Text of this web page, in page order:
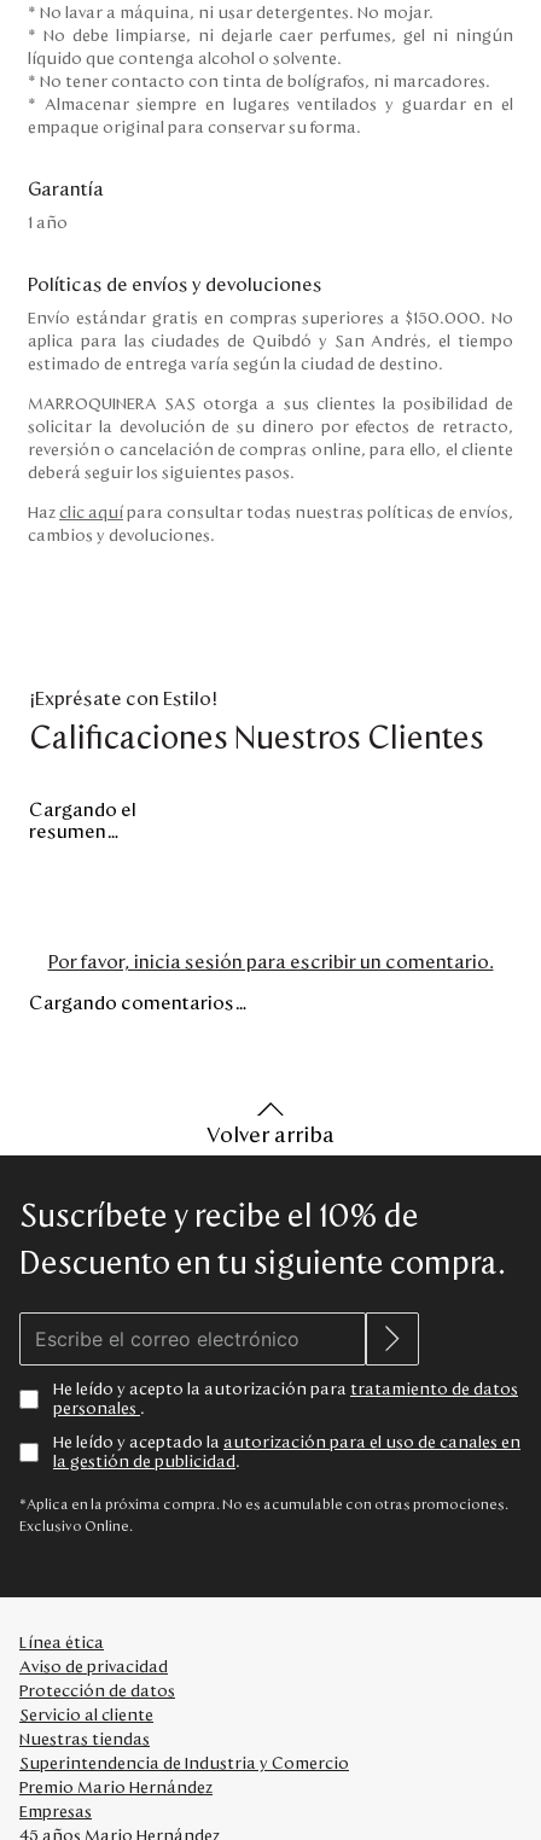
* No lavar a máquina, ni usar detergentes. No mojar.
* No debe limpiarse, ni dejarle caer perfumes, gel ni ningún
líquido que contenga alcohol o solvente.
* No tener contacto con tinta de bolígrafos, ni marcadores.
* Almacenar siempre en lugares ventilados y guardar en el
empaque original para conservar su forma.
Garantía
1 año
Políticas de envíos y devoluciones
Envío estándar gratis en compras superiores a $150.000. No
aplica para las ciudades de Quibdó y San Andrés, el tiempo
estimado de entrega varía según la ciudad de destino.
MARROQUINERA SAS otorga a sus clientes la posibilidad de
solicitar la devolución de su dinero por efectos de retracto,
reversión o cancelación de compras online, para ello, el cliente
deberá seguir los siguientes pasos.
Haz clic aquí para consultar todas nuestras políticas de envíos,
cambios y devoluciones.
¡Exprésate con Estilo!
Calificaciones Nuestros Clientes
Cargando el
resumen…
Por favor, inicia sesión para escribir un comentario.
Cargando comentarios…
Volver arriba
Suscríbete y recibe el 10% de
Descuento en tu siguiente compra.
He leído y acepto la autorización para tratamiento de datos
personales .
He leído y aceptado la autorización para el uso de canales en
la gestión de publicidad .
*Aplica en la próxima compra. No es acumulable con otras promociones.
Exclusivo Online.
Línea ética
Aviso de privacidad
Protección de datos
Servicio al cliente
Nuestras tiendas
Superintendencia de Industria y Comercio
Premio Mario Hernández
Empresas